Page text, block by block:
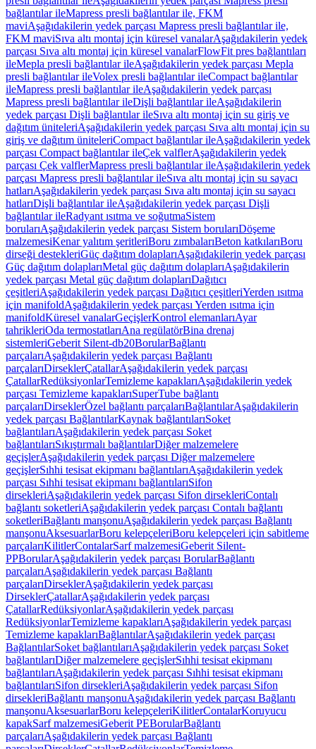
bağlantılar ileMapress presli bağlantılar ile, FKM
maviAşağıdakilerin yedek parçası Mapress presli bağlantılar ile,
FKM maviSıva altı montaj için küresel vanalarAşağıdakilerin yedek
parçası Sıva altı montaj için küresel vanalarFlowFit pres bağlantıları
ileMepla presli bağlantılar ileAşağıdakilerin yedek parçası Mepla
presli bağlantılar ileVolex presli bağlantılar ileCompact bağlantılar
ileMapress presli bağlantılar ileAşağıdakilerin yedek parçası
Mapress presli bağlantılar ileDişli bağlantılar ileAşağıdakilerin
yedek parçası Dişli bağlantılar ileSıva altı montaj için su giriş ve
dağıtım üniteleriAşağıdakilerin yedek parçası Sıva altı montaj için su
giriş ve dağıtım üniteleriCompact bağlantılar ileAşağıdakilerin yedek
parçası Compact bağlantılar ileÇek valflerAşağıdakilerin yedek
parçası Çek valflerMapress presli bağlantılar ileAşağıdakilerin yedek
parçası Mapress presli bağlantılar ileSıva altı montaj için su sayacı
hatlarıAşağıdakilerin yedek parçası Sıva altı montaj için su sayacı
hatlarıDişli bağlantılar ileAşağıdakilerin yedek parçası Dişli
bağlantılar ileRadyant ısıtma ve soğutmaSistem
borularıAşağıdakilerin yedek parçası Sistem borularıDöşeme
malzemesiKenar yalıtım şeritleriBoru zımbalarıBeton katkılarıBoru
dirseği destekleriGüç dağıtım dolaplarıAşağıdakilerin yedek parçası
Güç dağıtım dolaplarıMetal güç dağıtım dolaplarıAşağıdakilerin
yedek parçası Metal güç dağıtım dolaplarıDağıtıcı
çeşitleriAşağıdakilerin yedek parçası Dağıtıcı çeşitleriYerden ısıtma
için manifoldAşağıdakilerin yedek parçası Yerden ısıtma için
manifoldKüresel vanalarGeçişlerKontrol elemanlarıAyar
tahrikleriOda termostatlarıAna regülatörBina drenaj
sistemleriGeberit Silent-db20BorularBağlantı
parçalarıAşağıdakilerin yedek parçası Bağlantı
parçalarıDirseklerÇatallarAşağıdakilerin yedek parçası
ÇatallarRedüksiyonlarTemizleme kapaklarıAşağıdakilerin yedek
parçası Temizleme kapaklarıSuperTube bağlantı
parçalarıDirseklerÖzel bağlantı parçalarıBağlantılarAşağıdakilerin
yedek parçası BağlantılarKaynak bağlantılarıSoket
bağlantılarıAşağıdakilerin yedek parçası Soket
bağlantılarıSıkıştırmalı bağlantılarDiğer malzemelere
geçişlerAşağıdakilerin yedek parçası Diğer malzemelere
geçişlerSıhhi tesisat ekipmanı bağlantılarıAşağıdakilerin yedek
parçası Sıhhi tesisat ekipmanı bağlantılarıSifon
dirsekleriAşağıdakilerin yedek parçası Sifon dirsekleriContalı
bağlantı soketleriAşağıdakilerin yedek parçası Contalı bağlantı
soketleriBağlantı manşonuAşağıdakilerin yedek parçası Bağlantı
manşonuAksesuarlarBoru kelepçeleriBoru kelepçeleri için sabitleme
parçalarıKilitlerContalarSarf malzemesiGeberit Silent-
PPBorularAşağıdakilerin yedek parçası BorularBağlantı
parçalarıAşağıdakilerin yedek parçası Bağlantı
parçalarıDirseklerAşağıdakilerin yedek parçası
DirseklerÇatallarAşağıdakilerin yedek parçası
ÇatallarRedüksiyonlarAşağıdakilerin yedek parçası
RedüksiyonlarTemizleme kapaklarıAşağıdakilerin yedek parçası
Temizleme kapaklarıBağlantılarAşağıdakilerin yedek parçası
BağlantılarSoket bağlantılarıAşağıdakilerin yedek parçası Soket
bağlantılarıDiğer malzemelere geçişlerSıhhi tesisat ekipmanı
bağlantılarıAşağıdakilerin yedek parçası Sıhhi tesisat ekipmanı
bağlantılarıSifon dirsekleriAşağıdakilerin yedek parçası Sifon
dirsekleriBağlantı manşonuAşağıdakilerin yedek parçası Bağlantı
manşonuAksesuarlarBoru kelepçeleriKilitlerContalarKoruyucu
kapakSarf malzemesiGeberit PEBorularBağlantı
parçalarıAşağıdakilerin yedek parçası Bağlantı